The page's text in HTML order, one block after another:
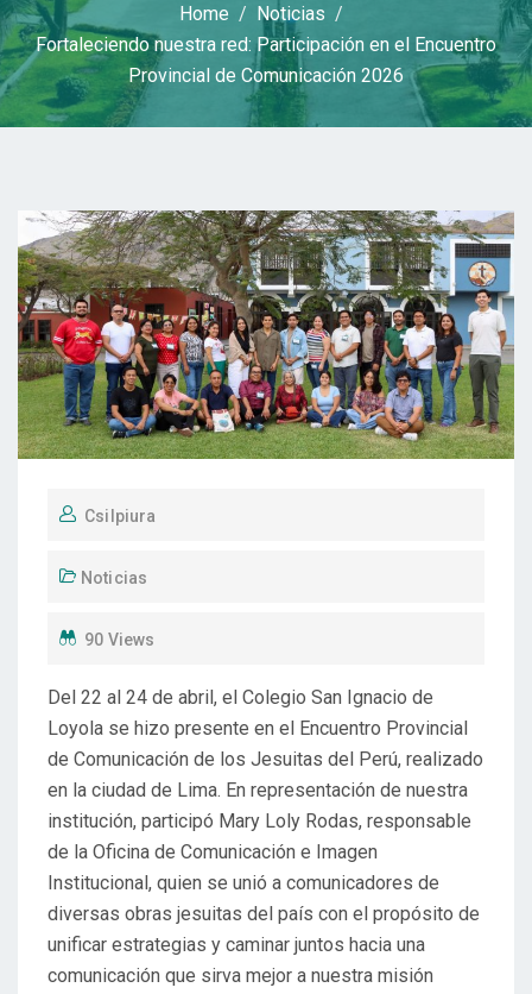
Home
Noticias
Fortaleciendo nuestra red: Participación en el Encuentro
Provincial de Comunicación 2026
Csilpiura
Noticias
90 Views
Del 22 al 24 de abril, el Colegio San Ignacio de
Loyola se hizo presente en el Encuentro Provincial
de Comunicación de los Jesuitas del Perú, realizado
en la ciudad de Lima. En representación de nuestra
institución, participó Mary Loly Rodas, responsable
de la Oficina de Comunicación e Imagen
Institucional, quien se unió a comunicadores de
diversas obras jesuitas del país con el propósito de
unificar estrategias y caminar juntos hacia una
comunicación que sirva mejor a nuestra misión